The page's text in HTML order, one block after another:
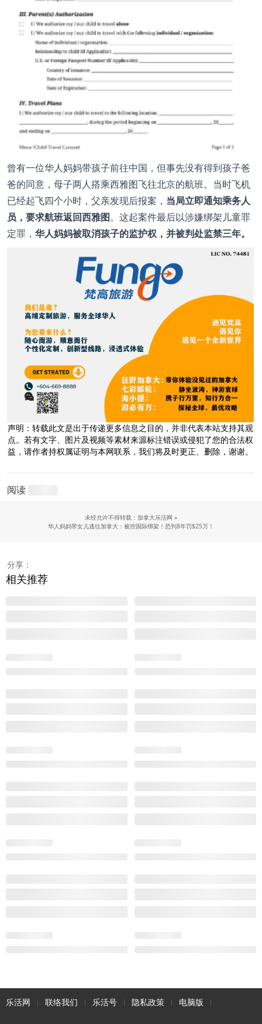
曾有一位华人妈妈带孩子前往中国，但事先没有得到孩子爸
爸的同意，母子两人搭乘西雅图飞往北京的航班。当时飞机
已经起飞四个小时，父亲发现后报案， 当局立即通知乘务人
员，要求航班返回西雅图。这起案件最后以涉嫌绑架儿童罪
定罪， 华人妈妈被取消孩子的监护权，并被判处监禁三年。
声明：转载此文是出于传递更多信息之目的，并非代表本站支持其观
点。若有文字、图片及视频等素材来源标注错误或侵犯了您的合法权
益，请作者持权属证明与本网联系，我们将及时更正、删除，谢谢。
阅读
未经允许不得转载：加拿大乐活网 »
华人妈妈带女儿逃往加拿大：被控国际绑架！恐判8年罚$25万！
分享：
相关推荐
乐活网 联络我们 乐活号 隐私政策 电脑版